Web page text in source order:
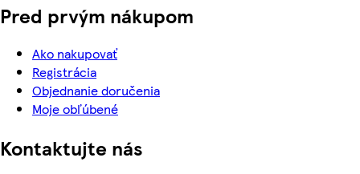
Pred prvým nákupom
Ako nakupovať
Registrácia
Objednanie doručenia
Moje obľúbené
Kontaktujte nás